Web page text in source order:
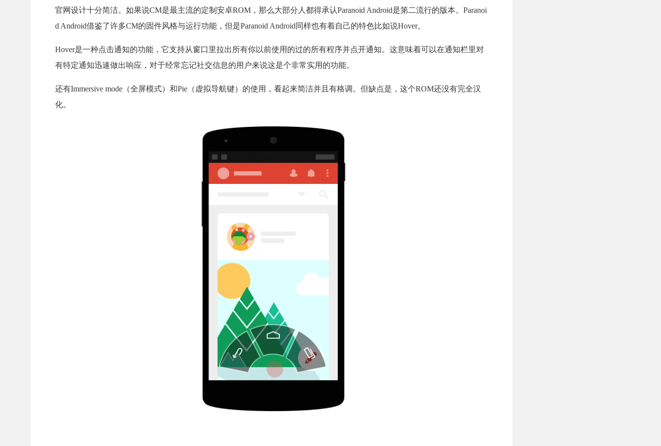
官网设计十分简洁。如果说CM是最主流的定制安卓ROM，那么大部分人都得承认Paranoid Android是第二流行的版本。Paranoi
d Android借鉴了许多CM的固件风格与运行功能，但是Paranoid Android同样也有着自己的特色比如说Hover。
Hover是一种点击通知的功能，它支持从窗口里拉出所有你以前使用的过的所有程序并点开通知。这意味着可以在通知栏里对
有特定通知迅速做出响应，对于经常忘记社交信息的用户来说这是个非常实用的功能。
还有Immersive mode（全屏模式）和Pie（虚拟导航键）的使用，看起来简洁并且有格调。但缺点是， 这个ROM还没有完全汉
化。